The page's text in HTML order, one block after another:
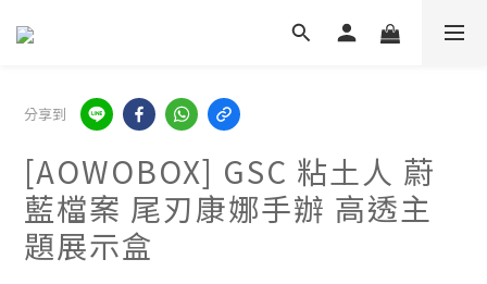
分享到
[AOWOBOX] GSC 粘土人 蔚
藍檔案 尾刃康娜手辦 高透主
題展示盒